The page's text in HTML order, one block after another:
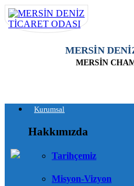
MERSİN
MERSİN
Kurumsal
Hakkımızda
Tarihçemiz
Misyon-Vizyon